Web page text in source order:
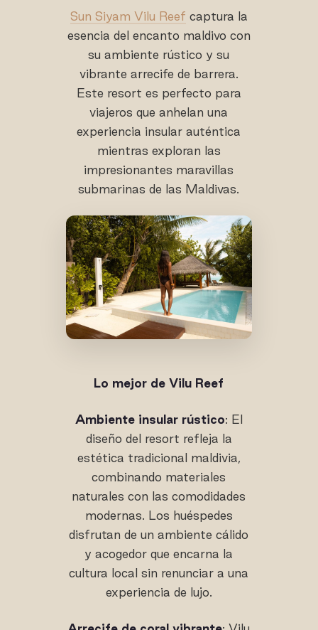
Sun Siyam Vilu Reef captura la
esencia del encanto maldivo con
su ambiente rústico y su
vibrante arrecife de barrera.
Este resort es perfecto para
viajeros que anhelan una
experiencia insular auténtica
mientras exploran las
impresionantes maravillas
submarinas de las Maldivas.
Lo mejor de Vilu Reef
Ambiente insular rústico: El
diseño del resort refleja la
estética tradicional maldivia,
combinando materiales
naturales con las comodidades
modernas. Los huéspedes
disfrutan de un ambiente cálido
y acogedor que encarna la
cultura local sin renunciar a una
experiencia de lujo.